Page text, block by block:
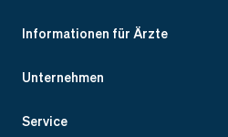
Informationen für Ärzte
Unternehmen
Service